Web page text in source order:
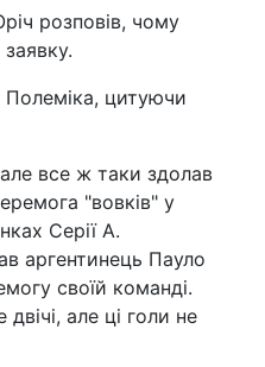
розповів, чому
цитуючи
все ж таки здолав
"вовків" у
Серії А.
аргентинець Пауло
своїй команді.
але ці голи не